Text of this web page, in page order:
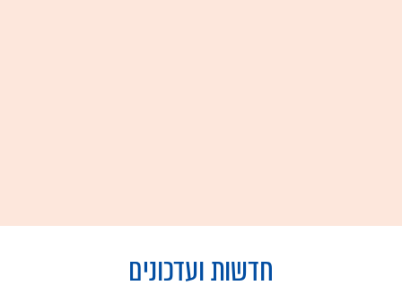
חדשות ועדכונים